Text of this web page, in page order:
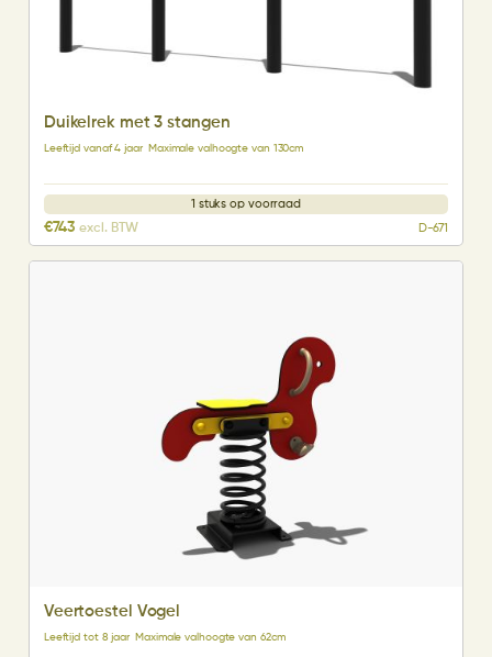
Duikelrek met 3 stangen
Leeftijd vanaf 4 jaar Maximale valhoogte van 130cm
1 stuks op voorraad
€743 excl. BTW D-671
Veertoestel Vogel
Leeftijd tot 8 jaar Maximale valhoogte van 62cm